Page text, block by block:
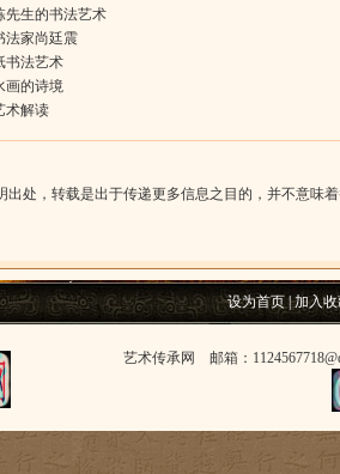
先生的书法艺术
家尚廷震
书法艺术
画的诗境
术解读
出处，转载是出于传递更多信息之目的，并不意味
设为首页 加入
艺术传承网 邮箱：